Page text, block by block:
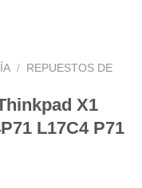
/
REPUESTOS DE
X1
L17C4 P71